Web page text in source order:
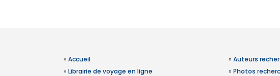
» Accueil
» Librairie de voyage en ligne
» Auteurs
» Photos